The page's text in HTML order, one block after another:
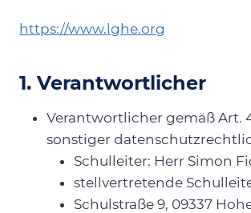
https://www.lghe.org
1. Verantwortlicher
Verantwortlicher gemäß Art.
sonstiger
Schulleiter: Herr Simon
stellvertretende
Schulstraße 9, 09337